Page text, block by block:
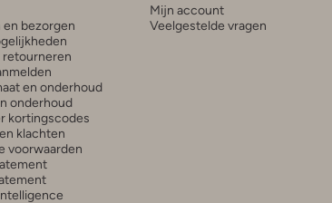
en bezorgen
retourneren
en onderhoud
onderhoud
kortingscodes
klachten
voorwaarden
Mijn account
Veelgestelde vragen